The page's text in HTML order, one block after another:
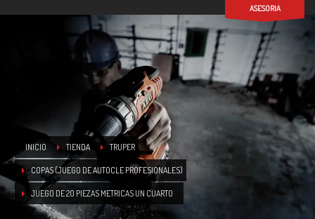
ASESORIA
INICIO TIENDA TRUPER
COPAS (JUEGO DE AUTOCLE PROFESIONALES)
JUEGO DE 20 PIEZAS METRICAS UN CUARTO